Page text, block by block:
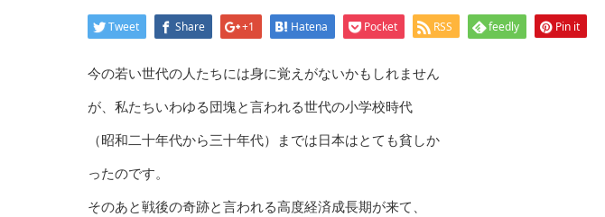
Tweet Share +1 Hatena Pocket RSS feedly Pin it
今の若い世代の人たちには身に覚えがないかもしれません
が、私たちいわゆる団塊と言われる世代の小学校時代
（昭和二十年代から三十年代）までは日本はとても貧しか
ったのです。
そのあと戦後の奇跡と言われる高度経済成長期が来て、